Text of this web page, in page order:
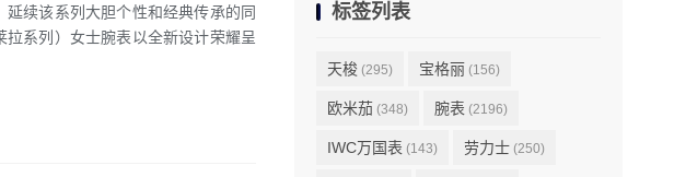
续该系列大胆个性和经典传承的同
系列）女士腕表以全新设计荣耀呈
标签列表
天梭 (295) 宝格丽 (156)
欧米茄 (348) 腕表 (2196)
IWC万国表 (143) 劳力士 (250)